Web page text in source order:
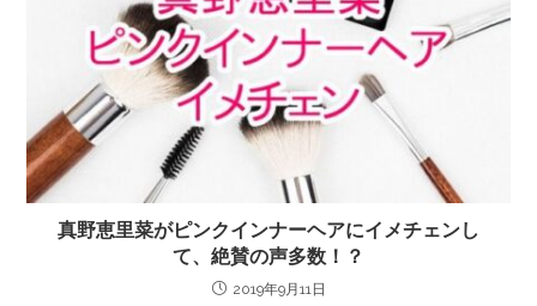
真野恵里菜がピンクインナーヘアにイメチェンし
て、絶賛の声多数！？
2019年9月11日